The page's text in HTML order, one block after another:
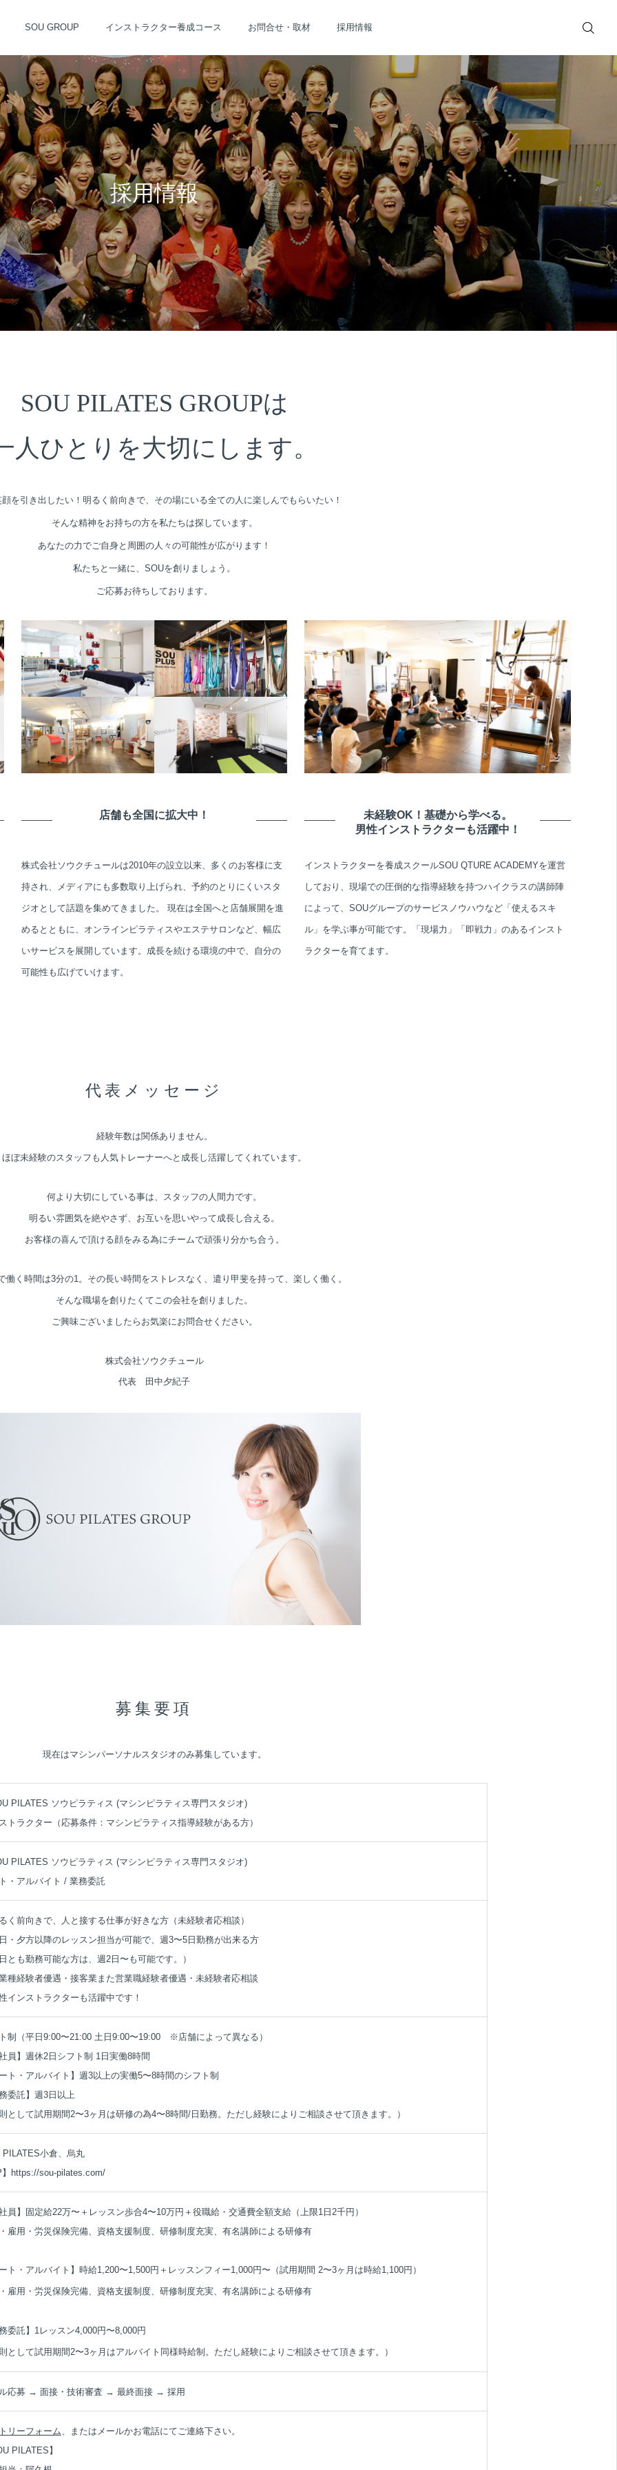
SOU GROUP インストラクター養成コース お問合せ・取材 採用情報
採用情報
SOU PILATES GROUPは
人ひとりを大切にします。
を引き出したい！ 明るく前向きで、その場にいる全ての人に楽しんでもらいたい！
そんな精神をお持ちの方を私たちは探しています。
あなたの力でご自身と周囲の人々の可能性が広がります！
私たちと一緒に、SOUを創りましょう。
ご応募お待ちしております。
店舗も全国に拡大中！
株式会社ソウクチュールは2010年の設立以来、多くのお客様に支
持され、メディアにも多数取り上げられ、予約のとりにくいスタ
ジオとして話題を集めてきました。 現在は全国へと店舗展開を進
めるとともに、オンラインピラティスやエステサロンなど、幅広
いサービスを展開しています。成長を続ける環境の中で、自分の
可能性も広げていけます。
未経験OK！基礎から学べる。
男性インストラクターも活躍中！
インストラクターを養成スクールSOU QTURE ACADEMYを運営
しており、現場での圧倒的な指導経験を持つハイクラスの講師陣
によって、SOUグループのサービスノウハウなど「使えるスキ
ル」を学ぶ事が可能です。「現場力」「即戦力」のあるインスト
ラクターを育てます。
代表メッセージ
経験年数は関係ありません。
ほぼ未経験のスタッフも人気トレーナーへと 成長し活躍してくれています。
何より大切にしている事は、スタッフの人間力です。
明るい雰囲気を絶やさず、 お互いを思いやって成長し合える。
お客様の喜んで頂ける顔をみる為にチームで頑張り分かち合う。
働く時間は3分の1。 その長い時間をストレスなく、 遣り甲斐を持って、楽しく働く。
そんな職場を創りたくてこの会社を創りました。
ご興味ございましたらお気楽にお問合せください。
株式会社ソウクチュール
代表 田中夕紀子
募集要項
現在はマシンパーソナルスタジオのみ募集しています。
PILATES ソウピラティス (マシンピラティス専門スタジオ)
トラクター（応募条件：マシンピラティス指導経験がある方）
PILATES ソウピラティス (マシンピラティス専門スタジオ)
・アルバイト / 業務委託
く前向きで、人と接する仕事が好きな方（未経験者応相談）
・夕方以降のレッスン担当が可能で、週3〜5日勤務が出来る方
とも勤務可能な方は、週2日〜も可能です。）
種経験者優遇・接客業また営業職経験者優遇・未経験者応相談
インストラクターも活躍中です！
制（平日9:00〜21:00 土日9:00〜19:00 ※店舗によって異なる）
員】週休2日シフト制 1日実働8時間
ト・アルバイト】週3以上の実働5〜8時間のシフト制
委託】週3日以上
として試用期間2〜3ヶ月は研修の為4〜8時間/日勤務。ただし経験によりご相談させて頂きます。）
PILATES小倉、烏丸
https://sou-pilates.com/
員】固定給22万〜＋レッスン歩合4〜10万円＋役職給・交通費全額支給（上限1日2千円）
雇用・労災保険完備、資格支援制度、研修制度充実、有名講師による研修有
ト・アルバイト】時給1,200〜1,500円＋レッスンフィー1,000円〜（試用期間 2〜3ヶ月は時給1,100円）
雇用・労災保険完備、資格支援制度、研修制度充実、有名講師による研修有
委託】1レッスン4,000円〜8,000円
として試用期間2〜3ヶ月はアルバイト同様時給制。ただし経験によりご相談させて頂きます。）
応募 → 面接・技術審査 → 最終面接 → 採用
リーフォーム、またはメールかお電話にてご連絡下さい。
PILATES】